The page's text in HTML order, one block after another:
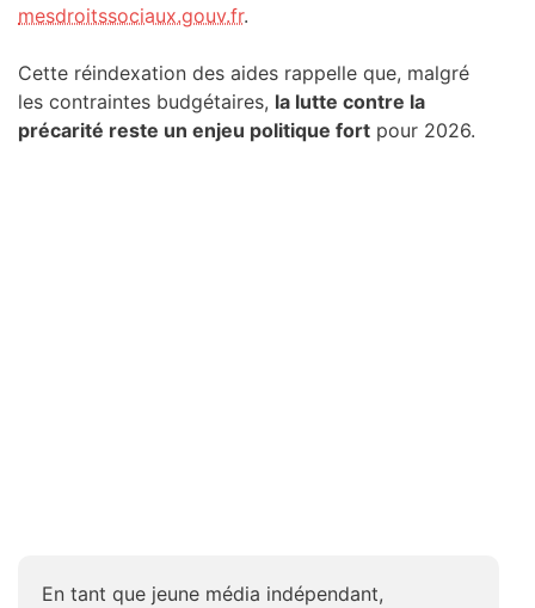
mesdroitssociaux.gouv.fr.
Cette réindexation des aides rappelle que, malgré
les contraintes budgétaires, la lutte contre la
précarité reste un enjeu politique fort pour 2026.
En tant que jeune média indépendant,